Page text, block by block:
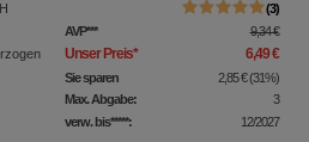
3
AVP*** 9,34 €
Unser Preis* 6,49 €
Sie sparen 2,85 € (31%)
Max. Abgabe:
3
verw. bis*****:
12/2027